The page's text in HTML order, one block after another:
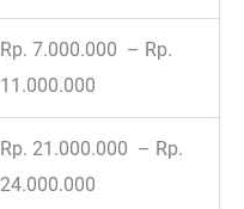
Rp. 7.000.000 – Rp.
11.000.000
Rp. 21.000.000 – Rp.
24.000.000